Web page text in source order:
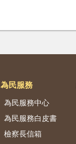
為民服務
為民服務中心
為民服務白皮書
檢察長信箱